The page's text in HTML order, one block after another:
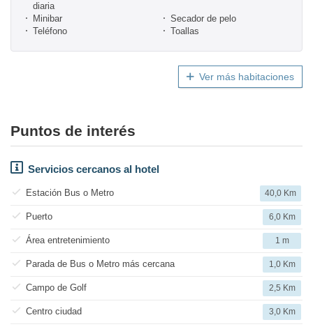
diaria
Minibar
Secador de pelo
Teléfono
Toallas
Ver más habitaciones
Puntos de interés
Servicios cercanos al hotel
Estación Bus o Metro 40,0 Km
Puerto 6,0 Km
Área entretenimiento 1 m
Parada de Bus o Metro más cercana 1,0 Km
Campo de Golf 2,5 Km
Centro ciudad 3,0 Km